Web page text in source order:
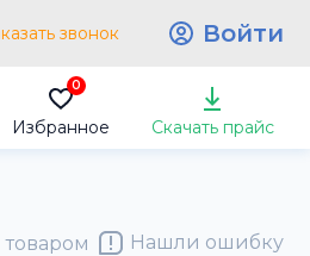
звонок Войти
0
Избранное Скачать прайс
Нашли ошибку